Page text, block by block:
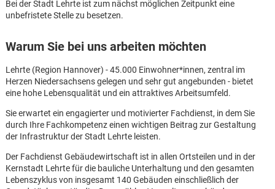
Bei der Stadt Lehrte ist zum nächst möglichen Zeitpunkt eine
unbefristete Stelle zu besetzen.
Warum Sie bei uns arbeiten möchten
Lehrte (Region Hannover) - 45.000 Einwohner*innen, zentral im
Herzen Niedersachsens gelegen und sehr gut angebunden - bietet
eine hohe Lebensqualität und ein attraktives Arbeitsumfeld.
Sie erwartet ein engagierter und motivierter Fachdienst, in dem Sie
durch Ihre Fachkompetenz einen wichtigen Beitrag zur Gestaltung
der Infrastruktur der Stadt Lehrte leisten.
Der Fachdienst Gebäudewirtschaft ist in allen Ortsteilen und in der
Kernstadt Lehrte für die bauliche Unterhaltung und den gesamten
Lebenszyklus von insgesamt 140 Gebäuden einschließlich der
Karte anzeigen